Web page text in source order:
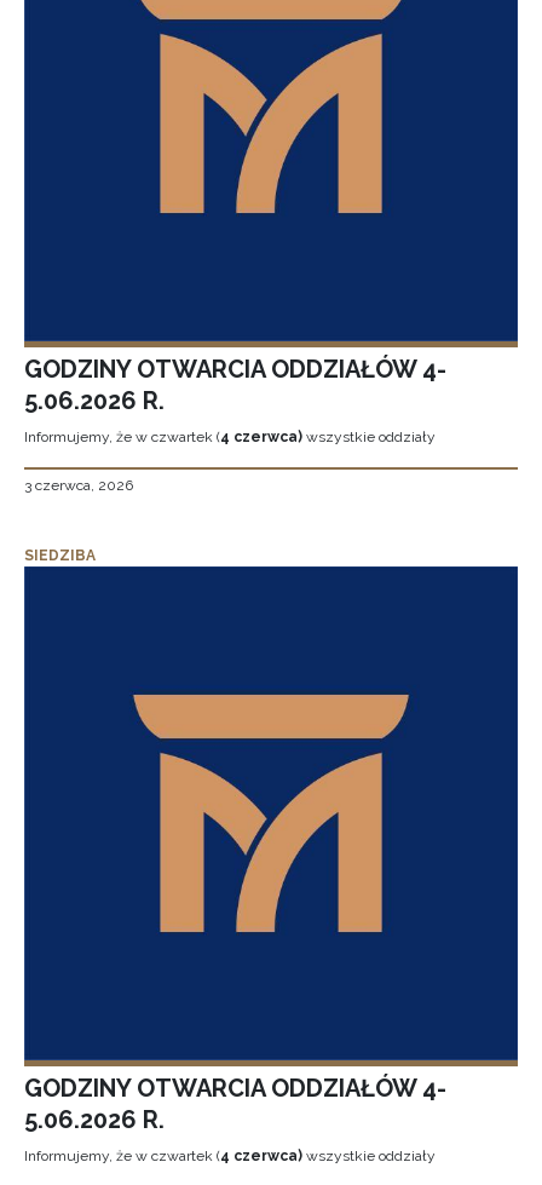
GODZINY OTWARCIA ODDZIAŁÓW 4-
5.06.2026 R.
Informujemy, że w czwartek (4 czerwca) wszystkie oddziały
3 czerwca, 2026
SIEDZIBA
GODZINY OTWARCIA ODDZIAŁÓW 4-
5.06.2026 R.
Informujemy, że w czwartek (4 czerwca) wszystkie oddziały